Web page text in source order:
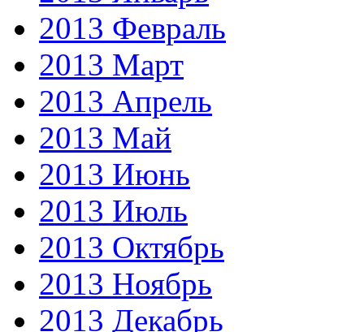
2013 Февраль
2013 Март
2013 Апрель
2013 Май
2013 Июнь
2013 Июль
2013 Октябрь
2013 Ноябрь
2013 Декабрь